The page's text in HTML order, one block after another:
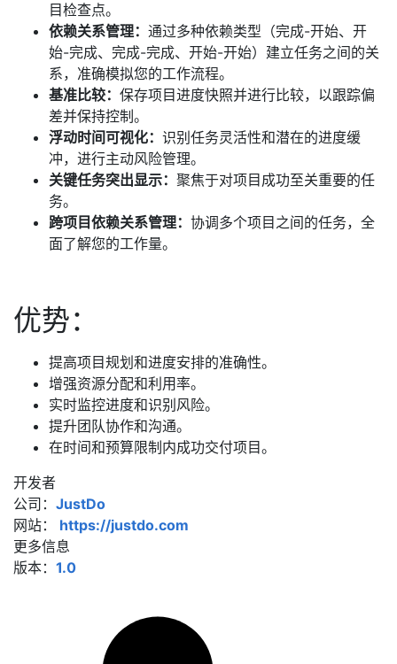
目检查点。
依赖关系管理： 通过多种依赖类型（完成-开始、开
始-完成、完成-完成、开始-开始）建立任务之间的关
系，准确模拟您的工作流程。
基准比较： 保存项目进度快照并进行比较，以跟踪偏
差并保持控制。
浮动时间可视化： 识别任务灵活性和潜在的进度缓
冲，进行主动风险管理。
关键任务突出显示： 聚焦于对项目成功至关重要的任
务。
跨项目依赖关系管理： 协调多个项目之间的任务，全
面了解您的工作量。
优势：
提高项目规划和进度安排的准确性。
增强资源分配和利用率。
实时监控进度和识别风险。
提升团队协作和沟通。
在时间和预算限制内成功交付项目。
开发者
公司： JustDo
网站：
https://justdo.com
更多信息
版本： 1.0